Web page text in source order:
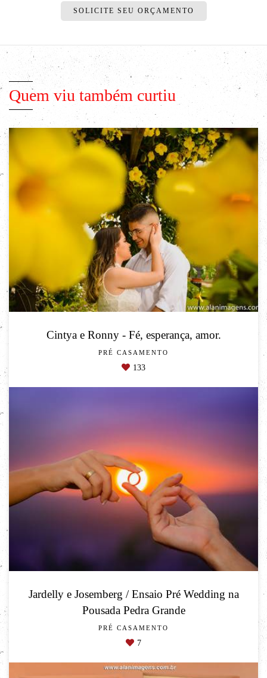
SOLICITE SEU ORÇAMENTO
Quem viu também curtiu
Cintya e Ronny - Fé, esperança, amor.
PRÉ CASAMENTO
133
Jardelly e Josemberg / Ensaio Pré Wedding na
Pousada Pedra Grande
PRÉ CASAMENTO
7